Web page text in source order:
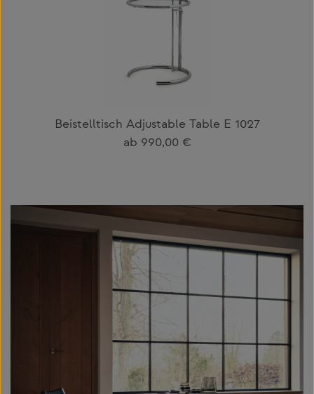
Beistelltisch Adjustable Table E 1027
Regulärer Preis:
ab 990,00 €